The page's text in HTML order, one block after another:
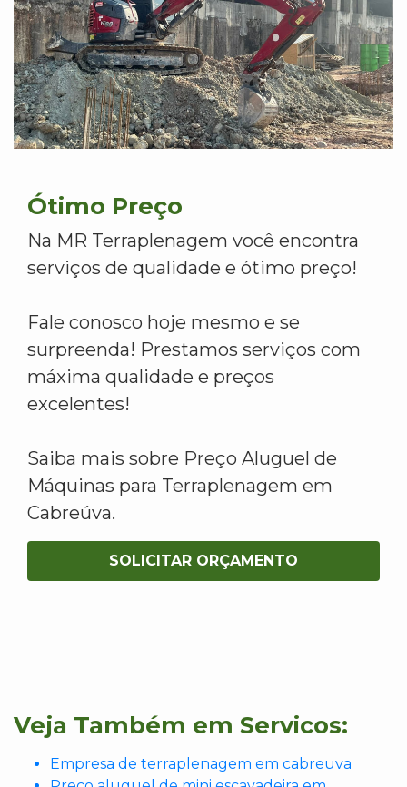
Ótimo Preço
Na MR Terraplenagem você encontra
serviços de qualidade e ótimo preço!
Fale conosco hoje mesmo e se
surpreenda! Prestamos serviços com
máxima qualidade e preços
excelentes!
Saiba mais sobre Preço Aluguel de
Máquinas para Terraplenagem em
Cabreúva.
SOLICITAR ORÇAMENTO
Veja Também em Servicos:
Empresa de terraplenagem em cabreuva